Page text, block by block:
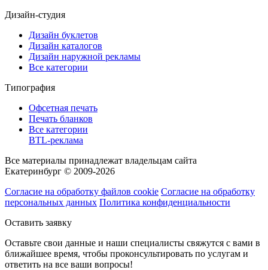
Дизайн-студия
Дизайн буклетов
Дизайн каталогов
Дизайн наружной рекламы
Все категории
Типография
Офсетная печать
Печать бланков
Все категории
BTL-реклама
Все материалы принадлежат владельцам сайта
Екатеринбург © 2009-2026
Согласие на обработку файлов cookie Согласие на обработку
персональных данных Политика конфиденциальности
Оставить заявку
Оставьте свои данные и наши специалисты свяжутся с вами в
ближайшее время, чтобы проконсультировать по услугам и
ответить на все ваши вопросы!